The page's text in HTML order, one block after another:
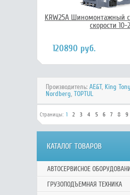
KRW25A Шиномонтажный
скорости 10-
120890 руб.
Производитель: AE&T, King Tony
Nordberg, TOPTUL
Страницы: 1 2 3 4 5 6 7 8 9
КАТАЛОГ ТОВАРОВ
АВТОСЕРВИСНОЕ
ГРУЗОПОДЪЕМНАЯ ТЕХНИКА